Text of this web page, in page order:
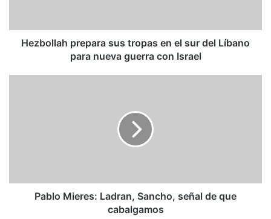
Líbano
paraHezbollah prepara sus tropas en el sur del Líbano
para nueva guerra con Israel
Pablo Mieres: Ladran, Sancho, señal de que
cabalgamos